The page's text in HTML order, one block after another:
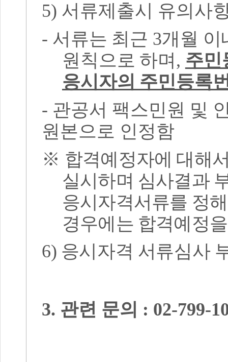
5) 서류제출시 유의사
- 서류는 최근 3개월 이
원칙으로 하며 , 주민
응시자의 주민등록
- 관공서 팩스민원 및
원본으로 인정함
※ 합격예정자에 대해
실시하며 심사결과
응시자격서류를 정
경우에는 합격예정
6) 응시자격 서류심사
3. 관련 문의 : 02-799-